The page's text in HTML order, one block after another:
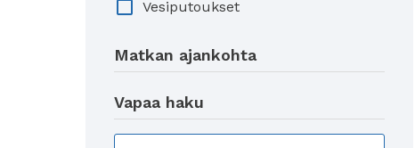
Vesiputoukset
Matkan ajankohta
Vapaa haku